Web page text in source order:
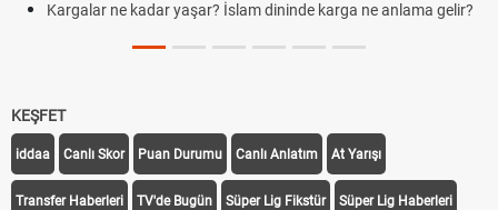
Kargalar ne kadar yaşar? İslam dininde karga ne anlama gelir?
KEŞFET
iddaa Canlı Skor Puan Durumu Canlı Anlatım At Yarışı
Transfer Haberleri TV'de Bugün Süper Lig Fikstür Süper Lig Haberleri